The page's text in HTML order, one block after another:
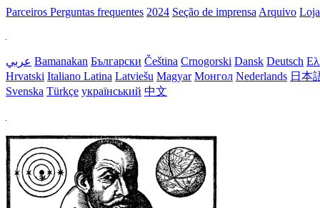
Parceiros Perguntas frequentes 2024 Seção de imprensa Arquivo
عربي Bamanakan Български Čeština Crnogorski Dansk Deutsch
Hrvatski Italiano Latina Latviešu Magyar Монгол Nederlands 日本
Svenska Türkçe український 中文